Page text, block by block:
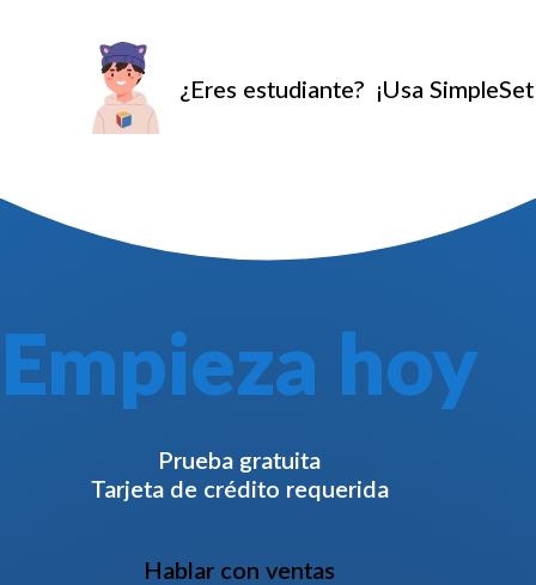
¿Eres estudiante? ¡Usa
Empieza hoy
Prueba gratuita
Tarjeta de crédito requerida
Hablar con ventas